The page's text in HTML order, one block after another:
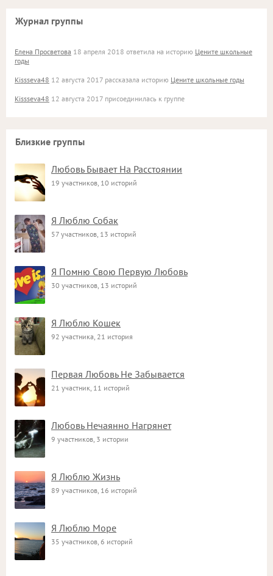
Журнал группы
Елена Просветова 18 апреля 2018 ответила на историю Цените школьные
годы
Kissseva48 12 августа 2017 рассказала историю Цените школьные годы
Kissseva48 12 августа 2017 присоединилась к группе
Близкие группы
Любовь Бывает На Расстоянии
19 участников, 10 историй
Я Люблю Собак
57 участников, 13 историй
Я Помню Свою Первую Любовь
30 участников, 13 историй
Я Люблю Кошек
92 участника, 21 история
Первая Любовь Не Забывается
21 участник, 11 историй
Любовь Нечаянно Нагрянет
9 участников, 3 истории
Я Люблю Жизнь
89 участников, 16 историй
Я Люблю Море
35 участников, 6 историй